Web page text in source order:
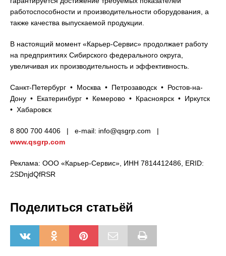
работоспособности и производительности оборудования, а
также качества выпускаемой продукции.
В настоящий момент «Карьер-Сервис» продолжает работу
на предприятиях Сибирского федерального округа,
увеличивая их производительность и эффективность.
Санкт-Петербург • Москва • Петрозаводск • Ростов-на-
Дону • Екатеринбург • Кемерово • Красноярск • Иркутск
• Хабаровск
8 800 700 4406 | e-mail: info@qsgrp.com |
www.qsgrp.com
Реклама: ООО «Карьер-Сервис», ИНН 7814412486, ERID:
2SDnjdQfRSR
Поделиться статьёй